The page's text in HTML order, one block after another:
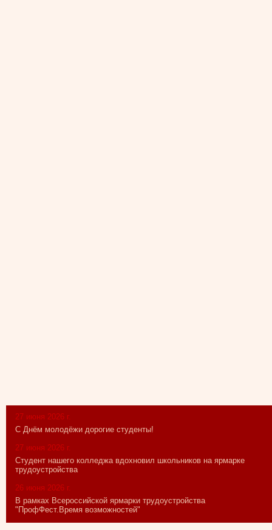
27 июня 2026 г.
С Днём молодёжи дорогие студенты!
27 июня 2026 г.
Студент нашего колледжа вдохновил школьников на ярмарке
трудоустройства
26 июня 2026 г.
В рамках Всероссийской ярмарки трудоустройства
"ПрофФест.Время возможностей"